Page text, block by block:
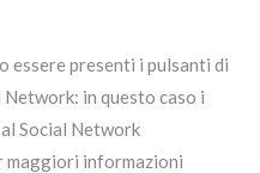
essere presenti i pulsanti di
in questo caso i
Social Network
maggiori informazioni